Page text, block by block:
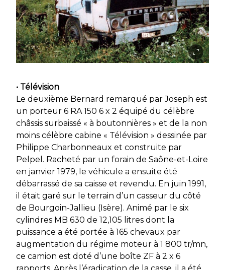
• Télévision
Le deuxième Bernard remarqué par Joseph est
un porteur 6 RA 150 6 x 2 équipé du célèbre
châssis surbaissé « à boutonnières » et de la non
moins célèbre cabine « Télévision » dessinée par
Philippe Charbonneaux et construite par
Pelpel. Racheté par un forain de Saône-et-Loire
en janvier 1979, le véhicule a ensuite été
débarrassé de sa caisse et revendu. En juin 1991,
il était garé sur le terrain d’un casseur du côté
de Bourgoin-Jallieu (Isère). Animé par le six
cylindres MB 630 de 12,105 litres dont la
puissance a été portée à 165 chevaux par
augmentation du régime moteur à 1 800 tr/mn,
ce camion est doté d’une boîte ZF à 2 x 6